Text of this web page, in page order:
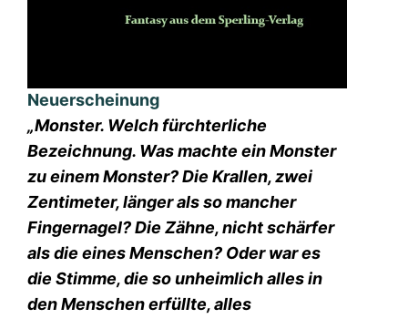
Neuerscheinung
„Monster. Welch fürchterliche
Bezeichnung. Was machte ein Monster
zu einem Monster? Die Krallen, zwei
Zentimeter, länger als so mancher
Fingernagel? Die Zähne, nicht schärfer
als die eines Menschen? Oder war es
die Stimme, die so unheimlich alles in
den Menschen erfüllte, alles